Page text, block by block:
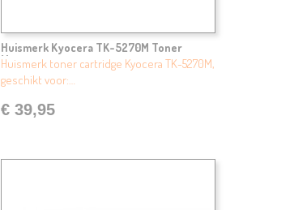
Huismerk Kyocera TK-5270M Toner
Magenta
Huismerk toner cartridge Kyocera TK-5270M,
geschikt voor:…
€ 39,95